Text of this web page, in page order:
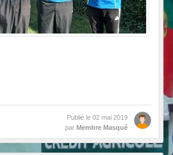
Publié le 02 mai 2019
par Membre Masqué